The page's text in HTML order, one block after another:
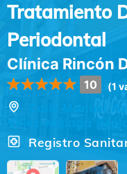
Tratamiento
Periodontal
Clínica Rincón
10 (1
Calle Manuel
Vélez-Málaga
Registro